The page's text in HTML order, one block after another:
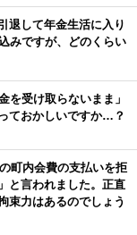
退して年金生活に入り
みですが、どのくらい
を受け取らないまま」
ておかしいですか…？
町内会費の支払いを拒
と言われました。正直
束力はあるのでしょう